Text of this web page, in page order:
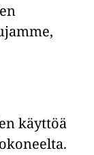
käyttöä